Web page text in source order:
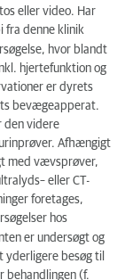
eller video. Har
fra denne klinik
hvor blandt
hjertefunktion og
er dyrets
bevægeapperat.
den videre
Afhængigt
med vævsprøver,
eller CT-
foretages,
hos
er undersøgt og
besøg til
behandlingen (f.